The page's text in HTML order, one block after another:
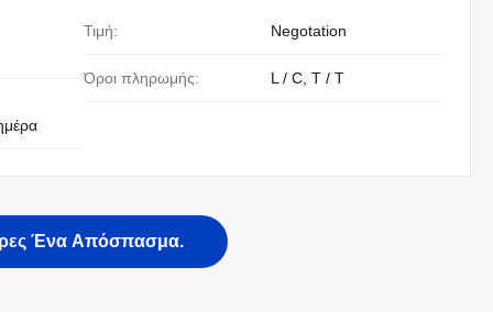
Τιμή: Negotation
Όροι πληρωμής: L / C, T / T
Ένα Απόσπασμα.